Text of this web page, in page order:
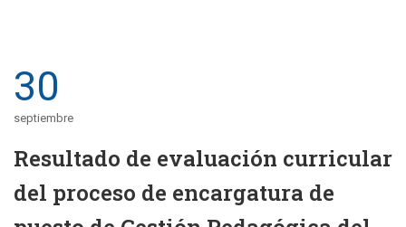
30
septiembre
Resultado de evaluación curricular
del proceso de encargatura de